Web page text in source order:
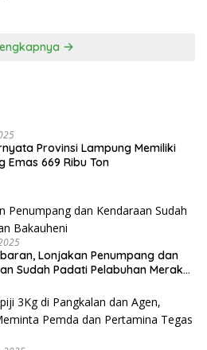
Provinsi Lampung Memiliki
Emas 669 Ribu Ton
Lonjakan Penumpang dan
Sudah Padati Pelabuhan Merak